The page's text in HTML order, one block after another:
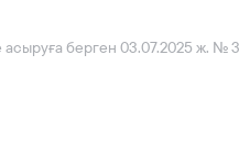
асыруға берген 03.07.2025 ж.